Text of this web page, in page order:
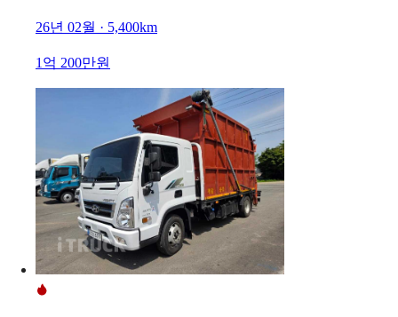
26년 02월 · 5,400km
1억 200만원